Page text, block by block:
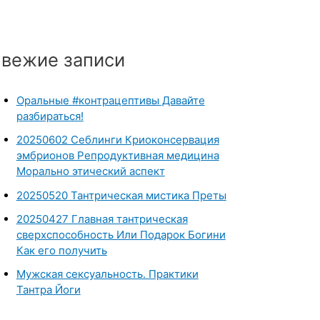
записи
Оральные #контрацептивы Давайте
разбираться!
20250602 Себлинги Криоконсервация
эмбрионов Репродуктивная медицина
Морально этический аспект
20250520 Тантрическая мистика Преты
20250427 Главная тантрическая
сверхспособность Или Подарок Богини
Как его получить
Мужская сексуальность. Практики
Тантра Йоги